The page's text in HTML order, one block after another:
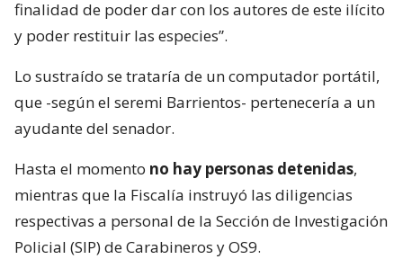
finalidad de poder dar con los autores de este ilícito
y poder restituir las especies”.
Lo sustraído se trataría de un computador portátil,
que -según el seremi Barrientos- pertenecería a un
ayudante del senador.
Hasta el momento no hay personas detenidas,
mientras que la Fiscalía instruyó las diligencias
respectivas a personal de la Sección de Investigación
Policial (SIP) de Carabineros y OS9.